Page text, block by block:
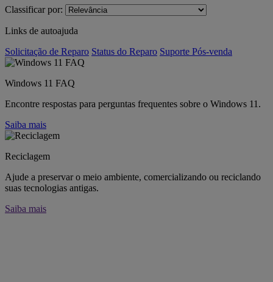
Classificar por:
Links de autoajuda
Solicitação de Reparo Status do Reparo Suporte Pós-venda
Windows 11 FAQ
Encontre respostas para perguntas frequentes sobre o Windows 11.
Saiba mais
Reciclagem
Ajude a preservar o meio ambiente, comercializando ou reciclando
suas tecnologias antigas.
Saiba mais